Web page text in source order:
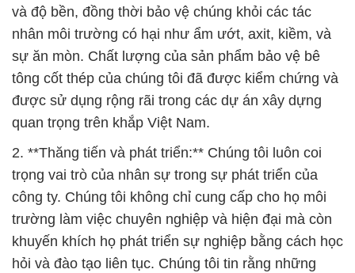
và độ bền, đồng thời bảo vệ chúng khỏi các tác
nhân môi trường có hại như ẩm ướt, axit, kiềm, và
sự ăn mòn. Chất lượng của sản phẩm bảo vệ bê
tông cốt thép của chúng tôi đã được kiểm chứng và
được sử dụng rộng rãi trong các dự án xây dựng
quan trọng trên khắp Việt Nam.
2. **Thăng tiến và phát triển:** Chúng tôi luôn coi
trọng vai trò của nhân sự trong sự phát triển của
công ty. Chúng tôi không chỉ cung cấp cho họ môi
trường làm việc chuyên nghiệp và hiện đại mà còn
khuyến khích họ phát triển sự nghiệp bằng cách học
hỏi và đào tạo liên tục. Chúng tôi tin rằng những